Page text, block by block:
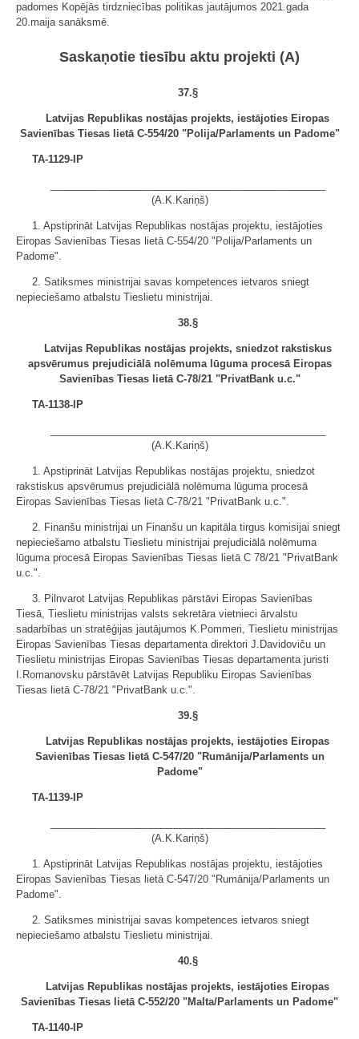
padomes Kopējās tirdzniecības politikas jautājumos 2021.gada
20.maija sanāksmē.
Saskaņotie tiesību aktu projekti (A)
37.§
Latvijas Republikas nostājas projekts, iestājoties Eiropas
Savienības Tiesas lietā C-554/20 "Polija/Parlaments un Padome"
TA-1129-IP
(A.K.Kariņš)
1. Apstiprināt Latvijas Republikas nostājas projektu, iestājoties
Eiropas Savienības Tiesas lietā C-554/20 "Polija/Parlaments un
Padome".
2. Satiksmes ministrijai savas kompetences ietvaros sniegt
nepieciešamo atbalstu Tieslietu ministrijai.
38.§
Latvijas Republikas nostājas projekts, sniedzot rakstiskus
apsvērumus prejudiciālā nolēmuma lūguma procesā Eiropas
Savienības Tiesas lietā C-78/21 "PrivatBank u.c."
TA-1138-IP
(A.K.Kariņš)
1. Apstiprināt Latvijas Republikas nostājas projektu, sniedzot
rakstiskus apsvērumus prejudiciālā nolēmuma lūguma procesā
Eiropas Savienības Tiesas lietā C-78/21 "PrivatBank u.c.".
2. Finanšu ministrijai un Finanšu un kapitāla tirgus komisijai sniegt
nepieciešamo atbalstu Tieslietu ministrijai prejudiciālā nolēmuma
lūguma procesā Eiropas Savienības Tiesas lietā C 78/21 "PrivatBank
u.c.".
3. Pilnvarot Latvijas Republikas pārstāvi Eiropas Savienības
Tiesā, Tieslietu ministrijas valsts sekretāra vietnieci ārvalstu
sadarbības un stratēģijas jautājumos K.Pommeri, Tieslietu ministrijas
Eiropas Savienības Tiesas departamenta direktori J.Davidoviču un
Tieslietu ministrijas Eiropas Savienības Tiesas departamenta juristi
I.Romanovsku pārstāvēt Latvijas Republiku Eiropas Savienības
Tiesas lietā C-78/21 "PrivatBank u.c.".
39.§
Latvijas Republikas nostājas projekts, iestājoties Eiropas
Savienības Tiesas lietā C-547/20 "Rumānija/Parlaments un
Padome"
TA-1139-IP
(A.K.Kariņš)
1. Apstiprināt Latvijas Republikas nostājas projektu, iestājoties
Eiropas Savienības Tiesas lietā C-547/20 "Rumānija/Parlaments un
Padome".
2. Satiksmes ministrijai savas kompetences ietvaros sniegt
nepieciešamo atbalstu Tieslietu ministrijai.
40.§
Latvijas Republikas nostājas projekts, iestājoties Eiropas
Savienības Tiesas lietā C-552/20 "Malta/Parlaments un Padome"
TA-1140-IP